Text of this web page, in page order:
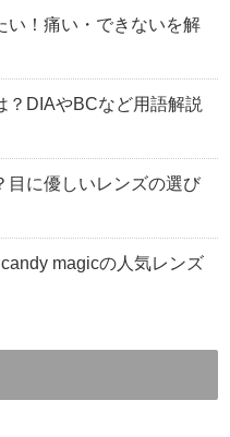
い！痛い・できないを解
？DIAやBCなど用語解説
目に優しいレンズの選び
magicの人気レンズ